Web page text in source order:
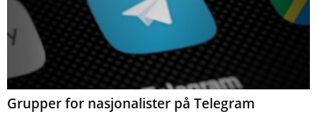
Grupper for nasjonalister på Telegram